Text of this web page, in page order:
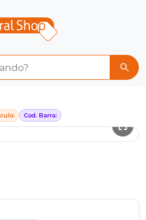
| Central
Cod. Barra: